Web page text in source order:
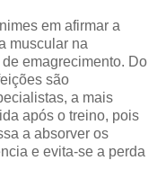
em afirmar a
muscular na
emagrecimento. Do
são
a mais
após o treino, pois
a absorver os
e evita-se a perda